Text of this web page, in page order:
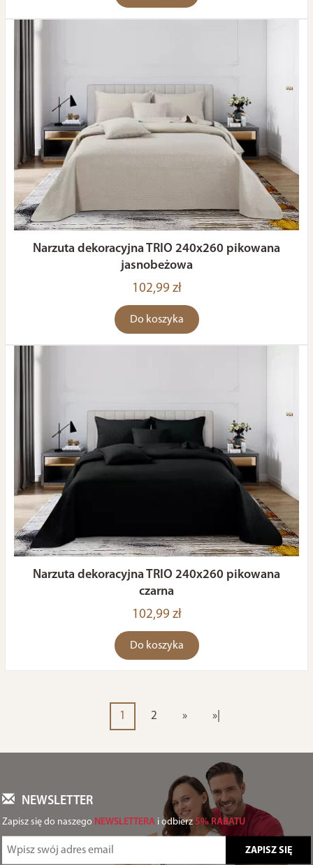
Narzuta dekoracyjna TRIO 240x260 pikowana
jasnobeżowa
102,99 zł
Do koszyka
Narzuta dekoracyjna TRIO 240x260 pikowana
czarna
102,99 zł
Do koszyka
1 2 » »|
NEWSLETTER
Zapisz się do naszego NEWSLETTERA i odbierz 5% RABATU